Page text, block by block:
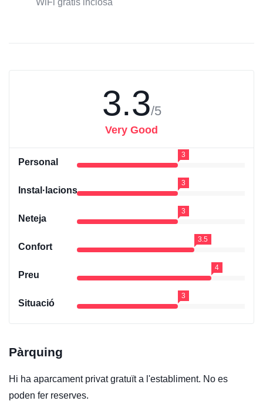
3.3/5
Very Good
Personal
3
Instal·lacions
3
Neteja
3
Confort
3.5
Preu
4
Situació
3
Pàrquing
Hi ha aparcament privat gratuït a l'establiment. No es
poden fer reserves.